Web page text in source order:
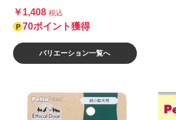
￥1,408 税込
70ポイント獲得
バリエーション一覧へ